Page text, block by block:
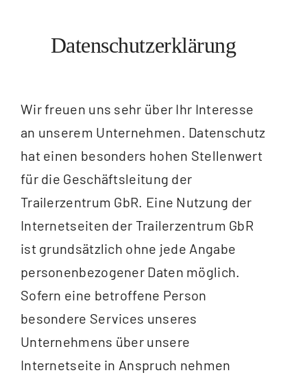
ANHÄNGER SERVICE
FAQ
KONTAKT
Datenschutzerklärung
Wir freuen uns sehr über Ihr Interesse
an unserem Unternehmen. Datenschutz
hat einen besonders hohen Stellenwert
für die Geschäftsleitung der
Trailerzentrum GbR. Eine Nutzung der
Internetseiten der Trailerzentrum GbR
ist grundsätzlich ohne jede Angabe
personenbezogener Daten möglich.
Sofern eine betroffene Person
besondere Services unseres
Unternehmens über unsere
Internetseite in Anspruch nehmen